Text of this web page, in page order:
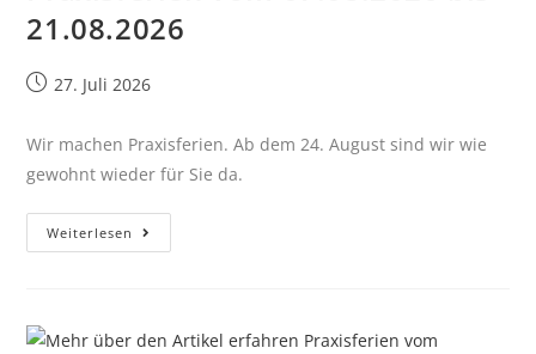
21.08.2026
27. Juli 2026
Wir machen Praxisferien. Ab dem 24. August sind wir wie
gewohnt wieder für Sie da.
Weiterlesen